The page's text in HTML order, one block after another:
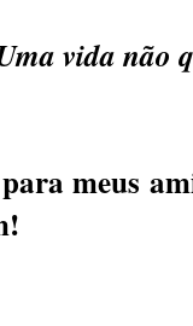
vida não
meus